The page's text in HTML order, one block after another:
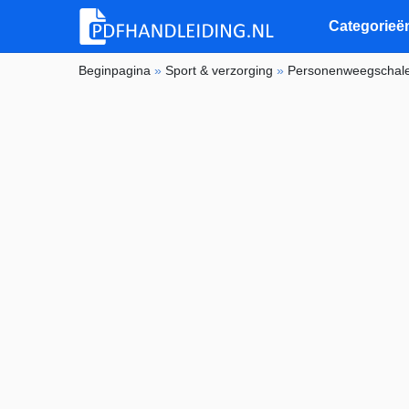
Beginpagina »Sport & verzorging »